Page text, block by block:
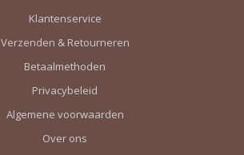
Klantenservice
Verzenden & Retourneren
Betaalmethoden
Privacybeleid
Algemene voorwaarden
Over ons